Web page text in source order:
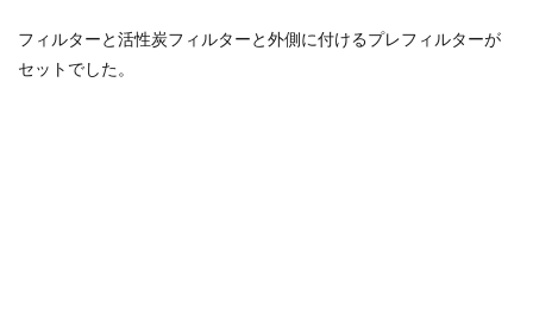
フィルターと活性炭フィルターと外側に付けるプレフィルターが
セットでした。